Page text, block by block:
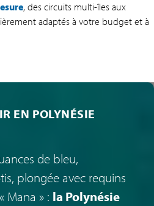
, des circuits multi-îles aux
adaptés à votre budget et à
EN POLYNÉSIE
de bleu,
plongée avec requins
Mana » : la Polynésie